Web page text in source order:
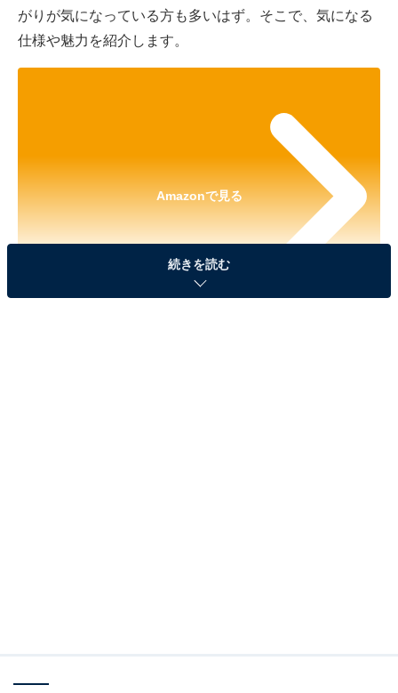
がりが気になっている方も多いはず。そこで、気になる
仕様や魅力を紹介します。
Amazonで見る
続きを読む